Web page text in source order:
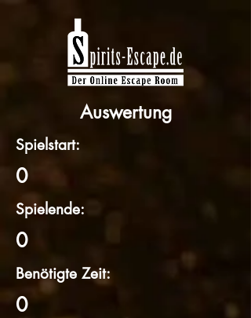
Auswertung
Spielstart:
0
Spielende:
0
Benötigte Zeit:
0